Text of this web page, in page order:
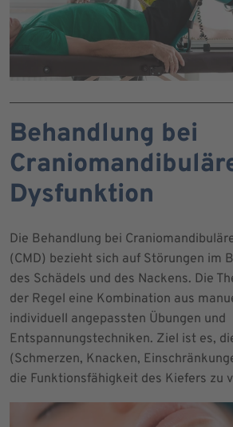
Behandlung bei
Dysfunktion
Die Behandlung bei
(CMD) bezieht sich auf Störungen im
des Schädels und des Nackens. Die
der Regel eine Kombination aus
individuell angepassten Übungen und
Entspannungstechniken. Ziel ist es,
(Schmerzen, Knacken,
die Funktionsfähigkeit des Kiefers zu